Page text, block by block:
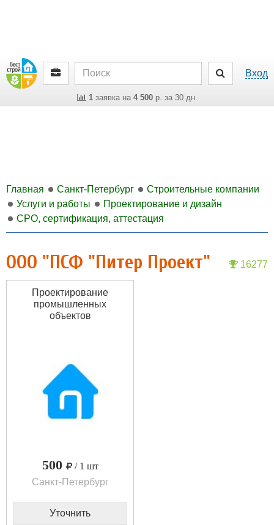
Вход
1заявка на 4 500р. за 30 дн.
Главная Санкт-Петербург
Строительные компании
Услуги и работы
Проектирование и дизайн
СРО, сертификация, аттестация
16277
ООО "ПСФ "Питер Проект"
Проектирование
промышленных
объектов
500
/ 1 шт
Санкт-Петербург
Уточнить